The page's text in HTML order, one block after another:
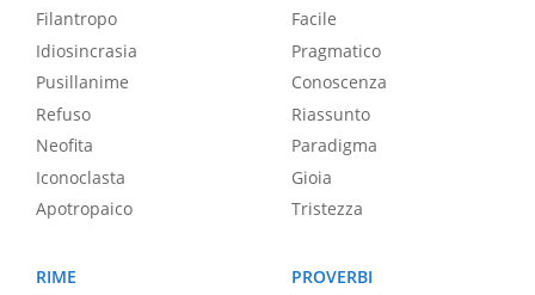
Filantropo
Idiosincrasia
Pusillanime
Refuso
Neofita
Iconoclasta
Apotropaico
Facile
Pragmatico
Conoscenza
Riassunto
Paradigma
Gioia
Tristezza
RIME
PROVERBI